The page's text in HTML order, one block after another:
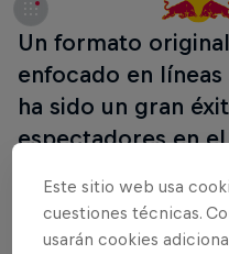
Un formato
enfocado en
ha sido un gran
espectadores en
Part of this event
Este sitio web usa
cuestiones técnicas.
usarán cookies